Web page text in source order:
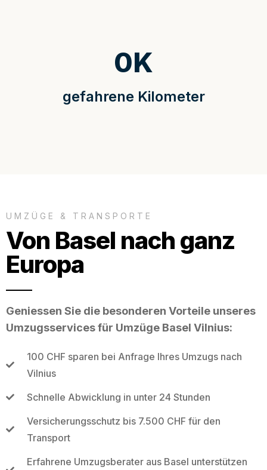
gefahrene Kilometer
0K
UMZÜGE & TRANSPORTE
Von Basel nach ganz
Europa
Geniessen Sie die besonderen Vorteile unseres
Umzugsservices für Umzüge Basel Vilnius:
100 CHF sparen bei Anfrage Ihres Umzugs nach
Vilnius
Schnelle Abwicklung in unter 24 Stunden
Versicherungsschutz bis 7.500 CHF für den
Transport
Erfahrene Umzugsberater aus Basel unterstützen